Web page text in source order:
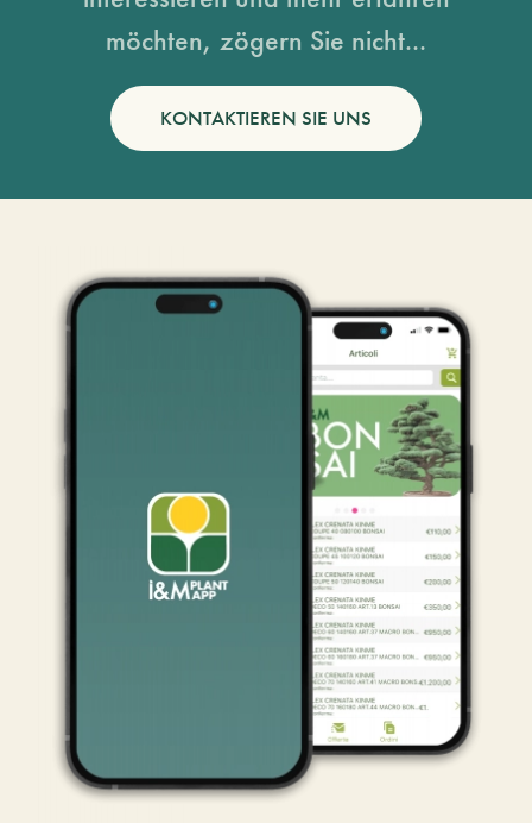
möchten, zögern Sie nicht...
KONTAKTIEREN SIE UNS